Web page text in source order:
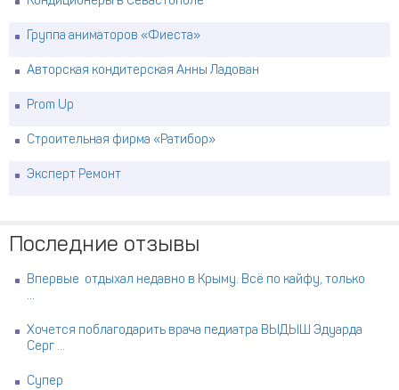
Группа аниматоров «Фиеста»
Авторская кондитерская Анны Ладован
Prom Up
Строительная фирма «Ратибор»
Эксперт Ремонт
Последние отзывы
Впервые отдыхал недавно в Крыму. Всё по кайфу, только
...
Хочется поблагодарить врача педиатра ВЫДЫШ Эдуарда
Серг ...
Супер